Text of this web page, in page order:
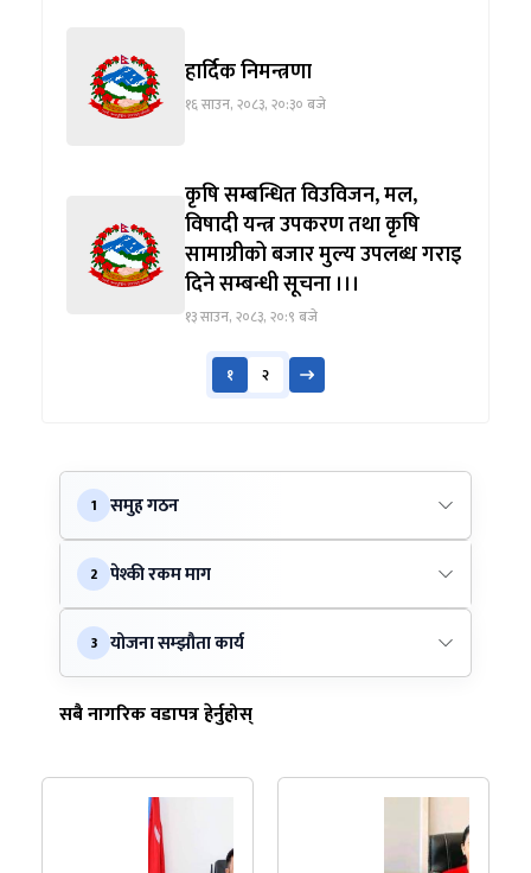
हार्दिक निमन्त्रणा
१६ साउन, २०८३, २०:३० बजे
कृषि सम्बन्धित विउविजन, मल,
विषादी यन्त्र उपकरण तथा कृषि
सामाग्रीको बजार मुल्य उपलब्ध गराइ
दिने सम्बन्धी सूचना ।।।
१३ साउन, २०८३, २०:९ बजे
१ २
1 समुह गठन
2 पेश्की रकम माग
3 योजना सम्झौता कार्य
सबै नागरिक वडापत्र हेर्नुहोस्